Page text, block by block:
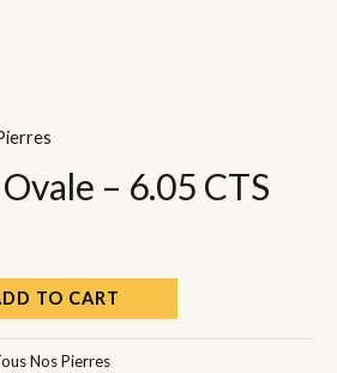
– 6.05 CTS
TO CART
Nos Pierres